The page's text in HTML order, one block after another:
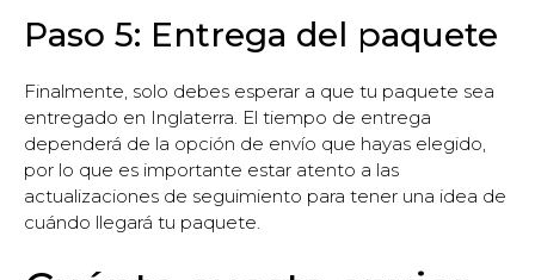
Paso 5: Entrega del paquete
Finalmente, solo debes esperar a que tu paquete sea
entregado en Inglaterra. El tiempo de entrega
dependerá de la opción de envío que hayas elegido,
por lo que es importante estar atento a las
actualizaciones de seguimiento para tener una idea de
cuándo llegará tu paquete.